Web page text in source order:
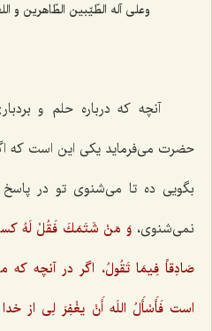
وعلى آله الطّيّبين الطّاهرين و
آنچه كه درباره حلم و
حضرت می‌فرماید یكی این است كه
بگویی ده تا می‌شنوی تو در
نمی‌شنوی، وَ مَنْ شَتَمَكَ فَقُلْ لَهُ‌
صَادِقاً فِيمَا تَقُولُ، اگر در آنچه
است‌ فَأَسْأَلُ اللَه أَنْ يغْفِرَ لِى‌ از